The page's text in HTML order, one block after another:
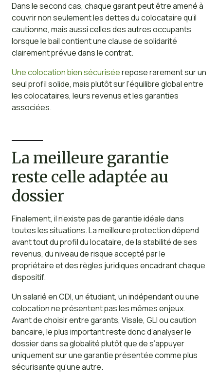
Dans le second cas, chaque garant peut être amené à
couvrir non seulement les dettes du colocataire qu’il
cautionne, mais aussi celles des autres occupants
lorsque le bail contient une clause de solidarité
clairement prévue dans le contrat.
Une colocation bien sécuriséerepose rarement sur un
seul profil solide, mais plutôt sur l’équilibre global entre
les colocataires, leurs revenus et les garanties
associées.
La meilleure garantie
reste celle adaptée au
dossier
Finalement, il n’existe pas de garantie idéale dans
toutes les situations. La meilleure protection dépend
avant tout du profil du locataire, de la stabilité de ses
revenus, du niveau de risque accepté par le
propriétaire et des règles juridiques encadrant chaque
dispositif.
Un salarié en CDI, un étudiant, un indépendant ou une
colocation ne présentent pas les mêmes enjeux.
Avant de choisir entre garants, Visale, GLI ou caution
bancaire, le plus important reste donc d’analyser le
dossier dans sa globalité plutôt que de s’appuyer
uniquement sur une garantie présentée comme plus
sécurisante qu’une autre.